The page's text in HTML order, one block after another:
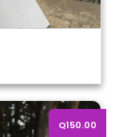
Q150.00